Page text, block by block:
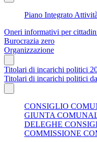
Piano Integrato
Oneri informativi per
Burocrazia zero
Organizzazione
Titolari di incarichi politici
Titolari di incarichi politici
CONSIGLIO
GIUNTA
DELEGHE
COMMISSIONE